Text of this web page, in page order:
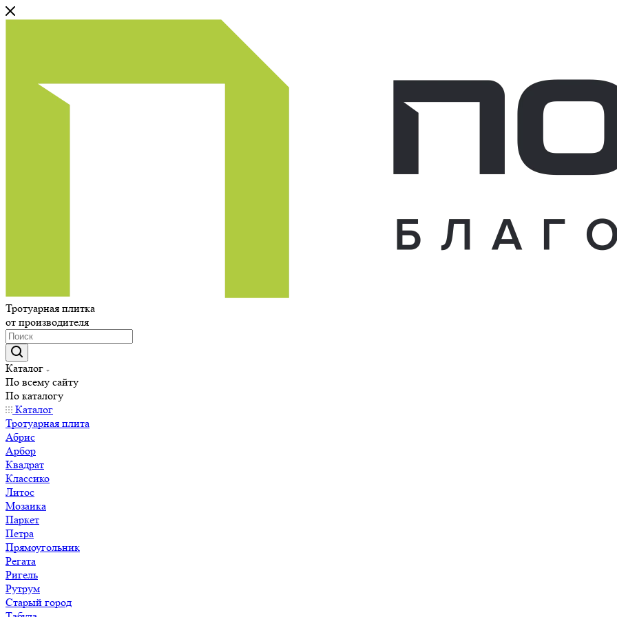
Тротуарная плитка
от производителя
Каталог
По всему сайту
По каталогу
Каталог
Тротуарная плита
Абрис
Арбор
Квадрат
Классико
Литос
Мозаика
Паркет
Петра
Прямоугольник
Регата
Ригель
Рутрум
Старый город